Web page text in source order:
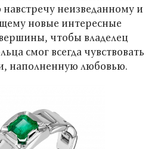
неизведанному и
новые интересные
чтобы владелец
смог всегда чувствовать
наполненную любовью.